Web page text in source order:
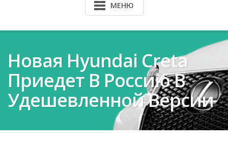
МЕНЮ
Новая Hyundai Creta
Приедет В Россию В
Удешевленной Версии